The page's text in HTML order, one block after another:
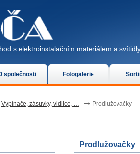
společnosti Fotogalerie
s elektroinstalačním materiálem a
Vypínače, zásuvky, vidlice, … Prodlužovačky
Prodlužovačky